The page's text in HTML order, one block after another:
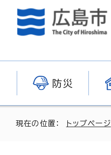
防災
現在の位置： トップページ